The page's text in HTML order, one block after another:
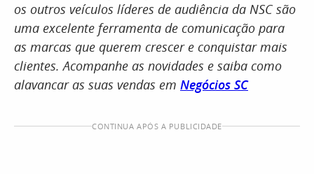
os outros veículos líderes de audiência da NSC são
uma excelente ferramenta de comunicação para
as marcas que querem crescer e conquistar mais
clientes. Acompanhe as novidades e saiba como
alavancar as suas vendas em Negócios SC
CONTINUA APÓS A PUBLICIDADE